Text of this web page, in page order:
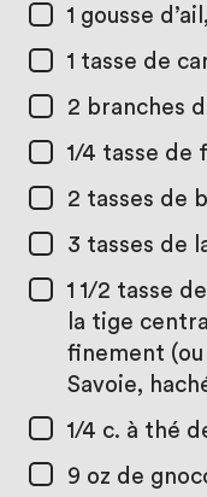
1 gousse
1 tasse de
2 branches
1/4 tasse de
2 tasses de
3 tasses de
1 1/2 tasse
la tige
finement (ou
Savoie,
1/4 c. à thé
9 oz de